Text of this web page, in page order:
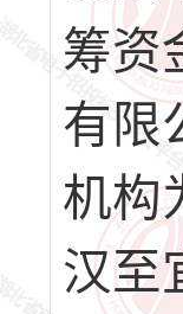
筹资
有限
机构
汉至